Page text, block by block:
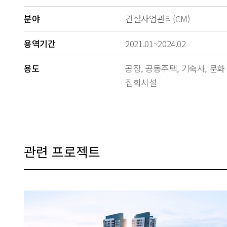
분야
건설사업관리(CM)
용역기간
2021.01~2024.02
용도
공장, 공동주택, 기숙사, 문
집회시설
관련 프로젝트